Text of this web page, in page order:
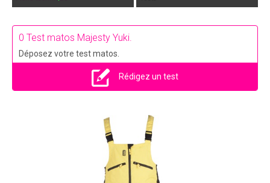
0 Test matos Majesty Yuki.
Déposez votre test matos.
Rédigez un test